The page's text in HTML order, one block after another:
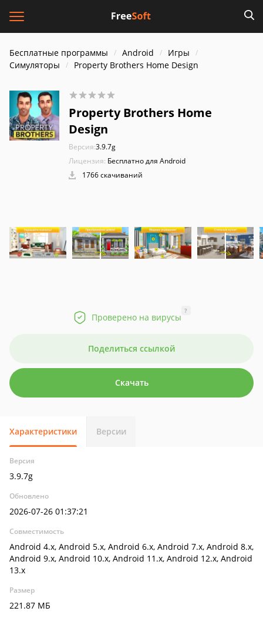
Бесплатные программы Android
Игры
Симуляторы
Property Brothers Home Design
Property Brothers Home
Design
Версия:3.9.7g
Лицензия: Бесплатно для Android
1766 скачиваний
Проверено на вирусы
?
Поделиться ссылкой
Скачать
Характеристики Версии
Версия
3.9.7g
Обновлено
2026-07-26 01:37:21
Совместимость
Android 4.x, Android 5.x, Android 6.x, Android 7.x, Android 8.x,
Android 9.x, Android 10.x, Android 11.x, Android 12.x, Android
13.x
Размер
221.87 МБ